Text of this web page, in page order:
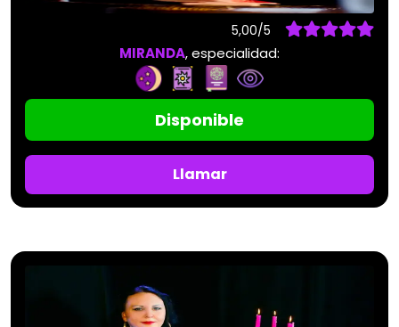
5,00/5
MIRANDA, especialidad:
Disponible
Llamar